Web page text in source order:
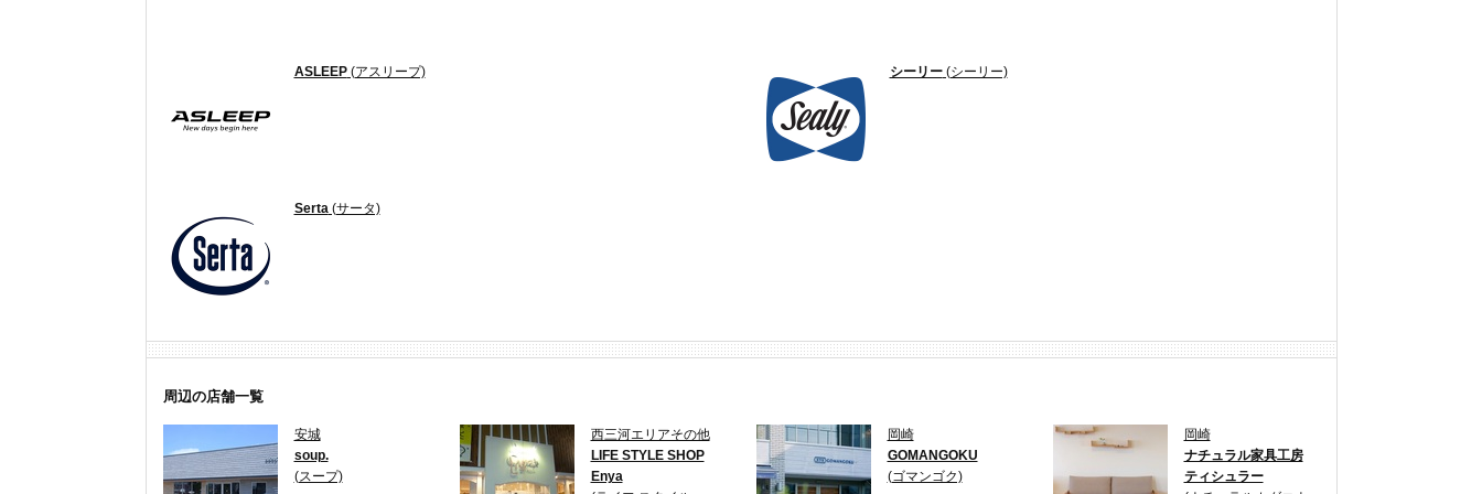
ASLEEP(アスリープ) シーリー(シーリー)
Serta(サータ)
周辺の店舗一覧
安城
soup.
(スープ)
西三河エリアその他
LIFE STYLE SHOP
Enya
岡崎
GOMANGOKU
(ゴマンゴク)
岡崎
ナチュラル家具工房
ティシュラー